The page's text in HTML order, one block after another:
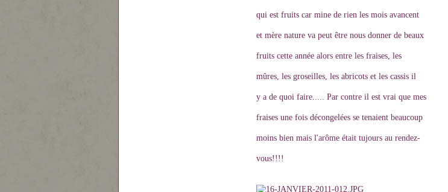
qui est fruits car mine de rien les mois avancent
et mère nature va peut être nous donner de beaux
fruits cette année alors entre les fraises, les
mûres, les groseilles, les abricots et les cassis il
y a de quoi faire..... Par contre il est vrai que mes
fraises une fois décongelées se tenaient beaucoup
moins bien mais l'arôme était tujours au rendez-
vous!!!!